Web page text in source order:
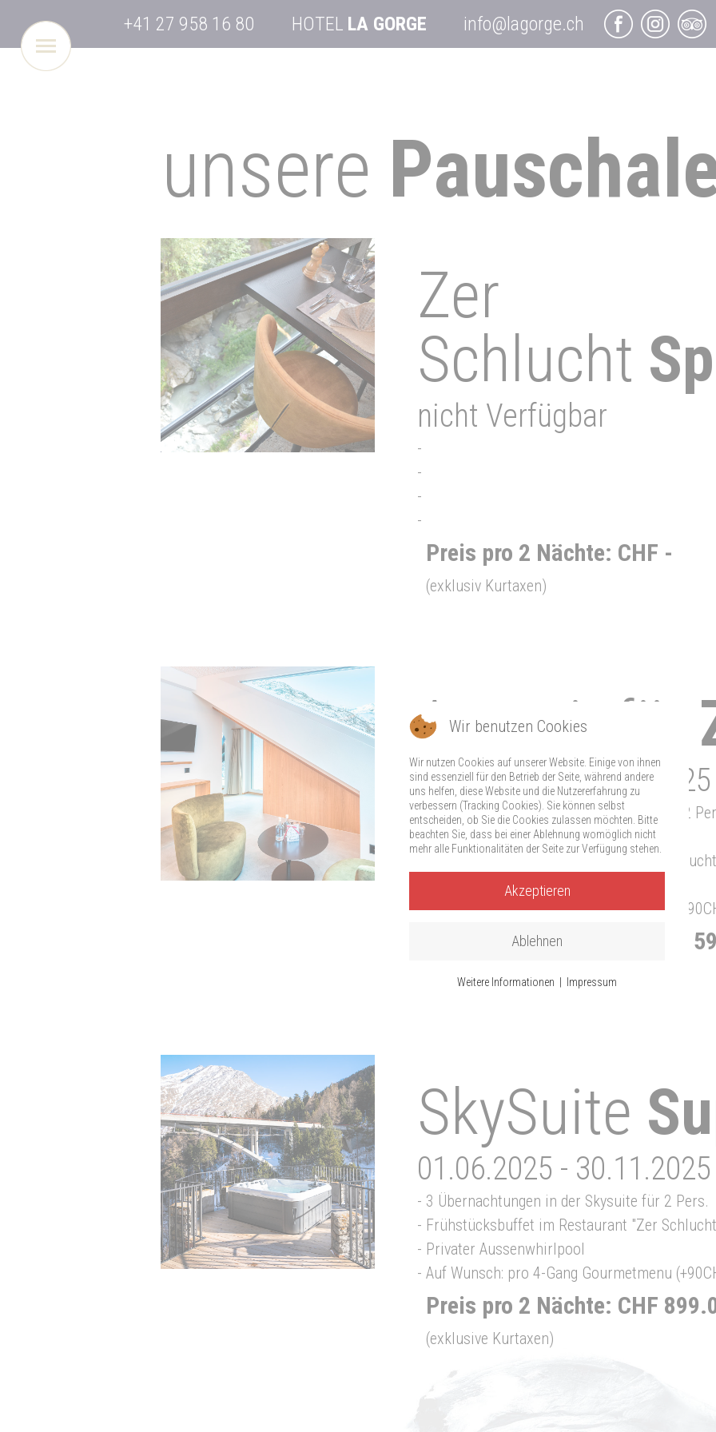
+41 27 958 16 80 HOTEL LA GORGE info@lagorge.ch
unsere
Zer
Schlucht
nicht Verfügbar
-
-
-
-
Preis pro 2 Nächte: CHF -
(exklusiv Kurtaxen)
Auszeit für
01.09.2025 - 30.11.2025
- 4 Übernachtungen zum Preis von 3 / für 2
Ihrer Wahl
Frühstücksbuffet im Restaurant "Zer
- Auf Wunsch: pro 4-Gang Gourmetmenu
Preis pro 4 Nächte: ab CHF
(exklusiv Kurtaxen)
SkySuite
01.06.2025 - 30.11.2025
- 3 Übernachtungen in der Skysuite für 2 Pers.
- Frühstücksbuffet im Restaurant "Zer
- Privater Aussenwhirlpool
- Auf Wunsch: pro 4-Gang Gourmetmenu
Preis pro 2 Nächte: CHF
(exklusive Kurtaxen)
Wir benutzen Cookies
Wir nutzen Cookies auf unserer Website. Einige von ihnen
sind essenziell für den Betrieb der Seite, während andere
uns helfen, diese Website und die Nutzererfahrung zu
verbessern (Tracking Cookies). Sie können selbst
entscheiden, ob Sie die Cookies zulassen möchten. Bitte
beachten Sie, dass bei einer Ablehnung womöglich nicht
mehr alle Funktionalitäten der Seite zur Verfügung stehen.
Akzeptieren
Ablehnen
Weitere Informationen | Impressum